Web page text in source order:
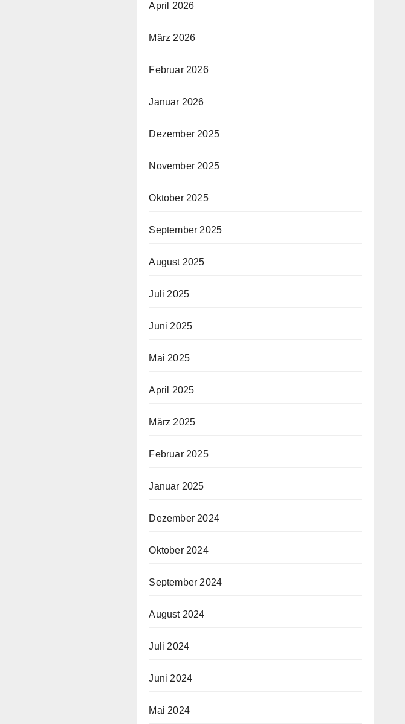
April 2026
März 2026
Februar 2026
Januar 2026
Dezember 2025
November 2025
Oktober 2025
September 2025
August 2025
Juli 2025
Juni 2025
Mai 2025
April 2025
März 2025
Februar 2025
Januar 2025
Dezember 2024
Oktober 2024
September 2024
August 2024
Juli 2024
Juni 2024
Mai 2024